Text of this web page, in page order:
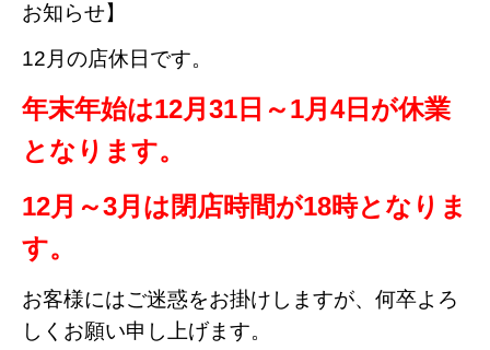
お知らせ】
12月の店休日です。
年末年始は12月31日～1月4日が休業
となります。
12月～3月は閉店時間が18時となりま
す。
お客様にはご迷惑をお掛けしますが、何卒よろ
しくお願い申し上げます。